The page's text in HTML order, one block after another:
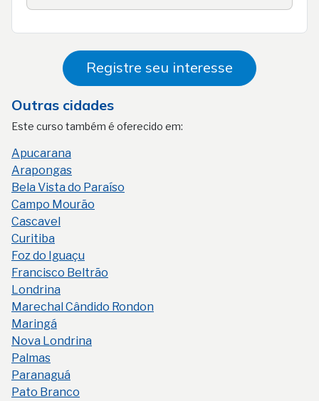
Registre seu interesse
Outras cidades
Este curso também é oferecido em:
Apucarana
Arapongas
Bela Vista do Paraíso
Campo Mourão
Cascavel
Curitiba
Foz do Iguaçu
Francisco Beltrão
Londrina
Marechal Cândido Rondon
Maringá
Nova Londrina
Palmas
Paranaguá
Pato Branco